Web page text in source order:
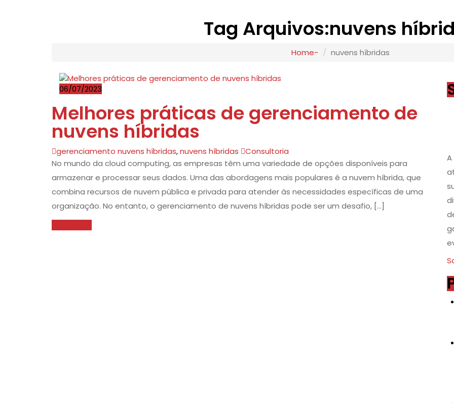
Tag Arquivos:nuvens
Home nuvens híbridas
06/07/2023
Melhores práticas de gerenciamento de
nuvens híbridas
gerenciamento nuvens híbridas,nuvens híbridas
Consultoria
No mundo da cloud computing, as empresas têm uma variedade de opções disponíveis para
armazenar e processar seus dados. Uma das abordagens mais populares é a nuvem híbrida, que
combina recursos de nuvem pública e privada para atender às necessidades específicas de uma
organização. No entanto, o gerenciamento de nuvens híbridas pode ser um desafio, […]